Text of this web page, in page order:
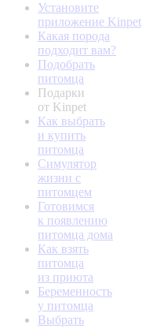
Установите
приложение Kinpet
Какая порода
подходит вам?
Подобрать
питомца
Подарки
от Kinpet
Как выбрать
и купить
питомца
Симулятор
жизни с
питомцем
Готовимся
к появлению
питомца дома
Как взять
питомца
из приюта
Беременность
у питомца
Выбрать